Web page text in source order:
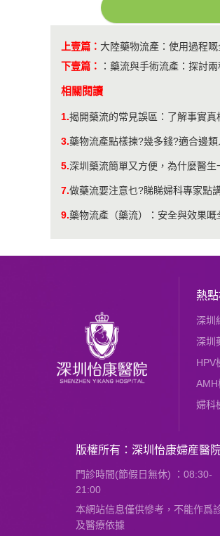
上壹篇： 大陸藥物流產：使用過程
下壹篇：
： 藥流與手術流產：探討
相關閱讀
1.揭開藥流的常見誤區：了解事實真
3.藥物流產點樣揀?幾多錢?適合邊
5.深圳藥流簡單又方便，為什麼醫
7.做藥流要注意乜?睇睇婦科專家點
9.藥物流產（藥流）：安全與效果嘅
熱
深圳
深圳
HPV
AMH
婦科
版權所有：深圳怡康婦産醫
門診時間(節假日無休) ：08:30-
21:00
本網站信息僅供慘考，不能作爲
及醫療依據